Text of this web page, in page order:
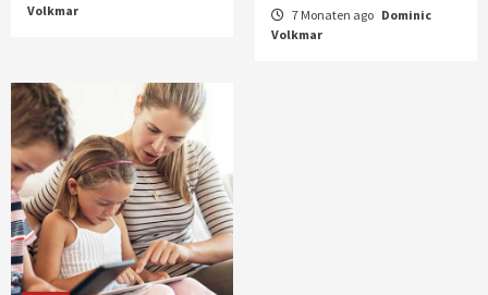
Volkmar
7 Monaten ago Dominic
Volkmar